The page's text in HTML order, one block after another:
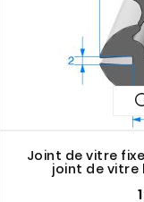
Joint de vitre
joint de vitre